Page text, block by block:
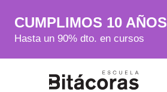
CUMPLIMOS 10 AÑOS
Hasta un 90% dto. en cursos